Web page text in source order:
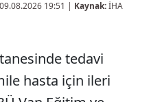
09.08.2026 19:51 | Kaynak:İHA
tedavi
hasta için ileri